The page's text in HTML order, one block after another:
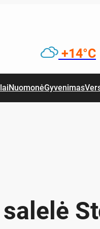
+14°C
NuomonėGyvenimas